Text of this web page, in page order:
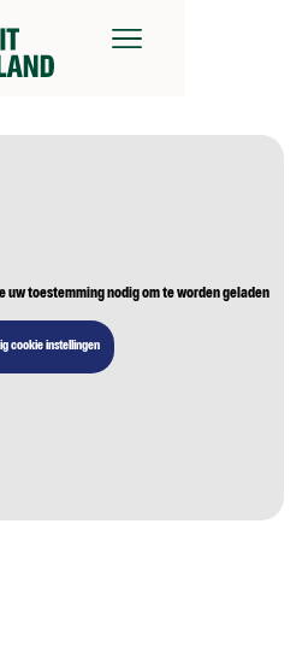
uw toestemming nodig om te worden geladen
cookie instellingen